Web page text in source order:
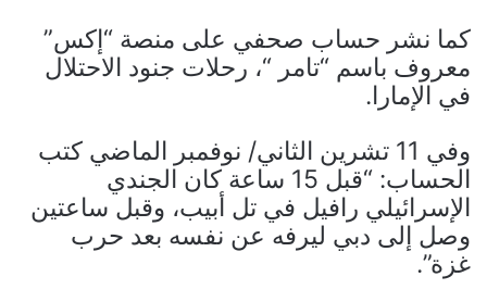
كما نشر حساب صحفي على منصة “إكس”
معروف باسم “تامر “، رحلات جنود الاحتلال
في الإمارا.
وفي 11 تشرين الثاني/ نوفمبر الماضي كتب
الحساب: “قبل 15 ساعة كان الجندي
الإسرائيلي رافيل في تل أبيب، وقبل ساعتين
وصل إلى دبي ليرفه عن نفسه بعد حرب
غزة”.